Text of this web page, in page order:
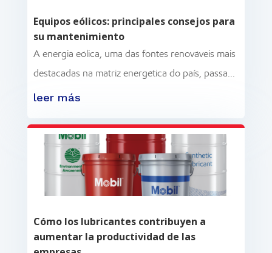
Equipos eólicos: principales consejos para
su mantenimiento
A energia eólica, uma das fontes renováveis ​​mais
destacadas na matriz energética do país, passa...
leer más
Cómo los lubricantes contribuyen a
aumentar la productividad de las